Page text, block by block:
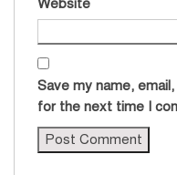
Website
Save my name,
for the next time I